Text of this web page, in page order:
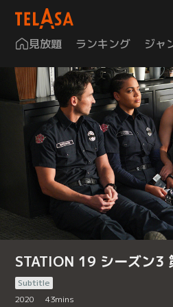
見放題 ランキング ジャ
STATION 19 シーズン3
Subtitle
2020
43mins